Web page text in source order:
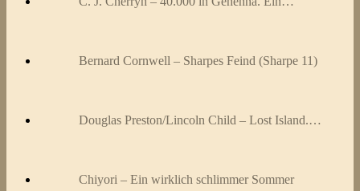
Bernard Cornwell – Sharpes Feind (Sharpe 11)
Douglas Preston/Lincoln Child – Lost Island.…
Chiyori – Ein wirklich schlimmer Sommer